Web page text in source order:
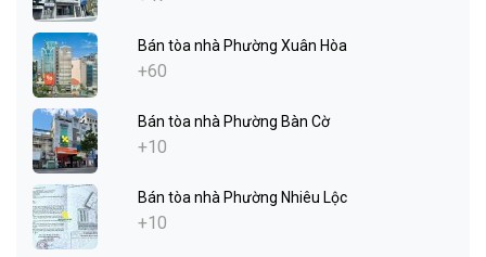
Bán tòa nhà Phường Xuân Hòa
+60
Bán tòa nhà Phường Bàn Cờ
+10
Bán tòa nhà Phường Nhiêu Lộc
+10